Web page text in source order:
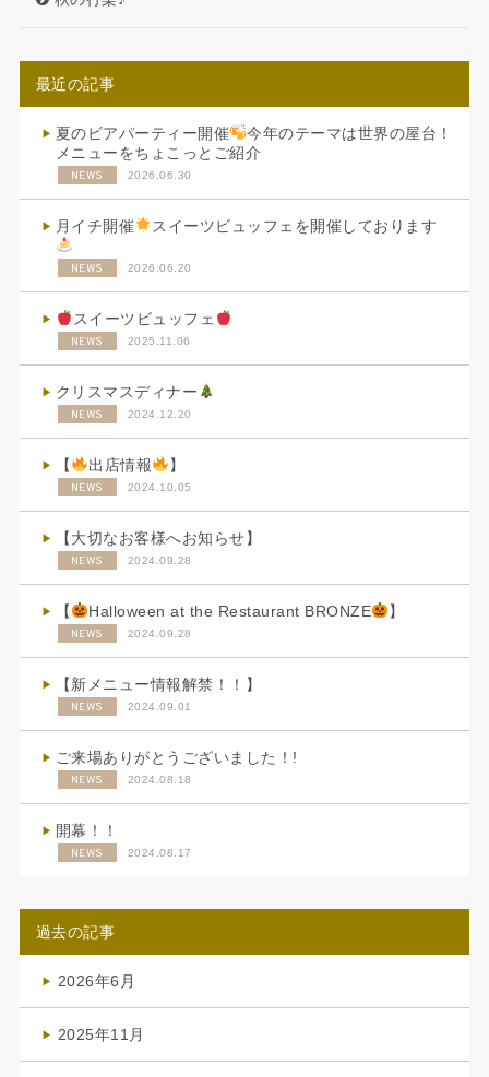
最近の記事
夏のビアパーティー開催
今年のテーマは世界の屋台！
メニューをちょこっとご紹介
NEWS 2026.06.30
月イチ開催 スイーツビュッフェを開催しております
NEWS 2026.06.20
スイーツビュッフェ
NEWS 2025.11.06
クリスマスディナー
NEWS 2024.12.20
【 出店情報 】
NEWS 2024.10.05
【大切なお客様へお知らせ】
NEWS 2024.09.28
【 Halloween at the Restaurant BRONZE 】
NEWS 2024.09.28
【新メニュー情報解禁！！】
NEWS 2024.09.01
ご来場ありがとうございました！!
NEWS 2024.08.18
開幕！！
NEWS 2024.08.17
過去の記事
2026年6月
2025年11月